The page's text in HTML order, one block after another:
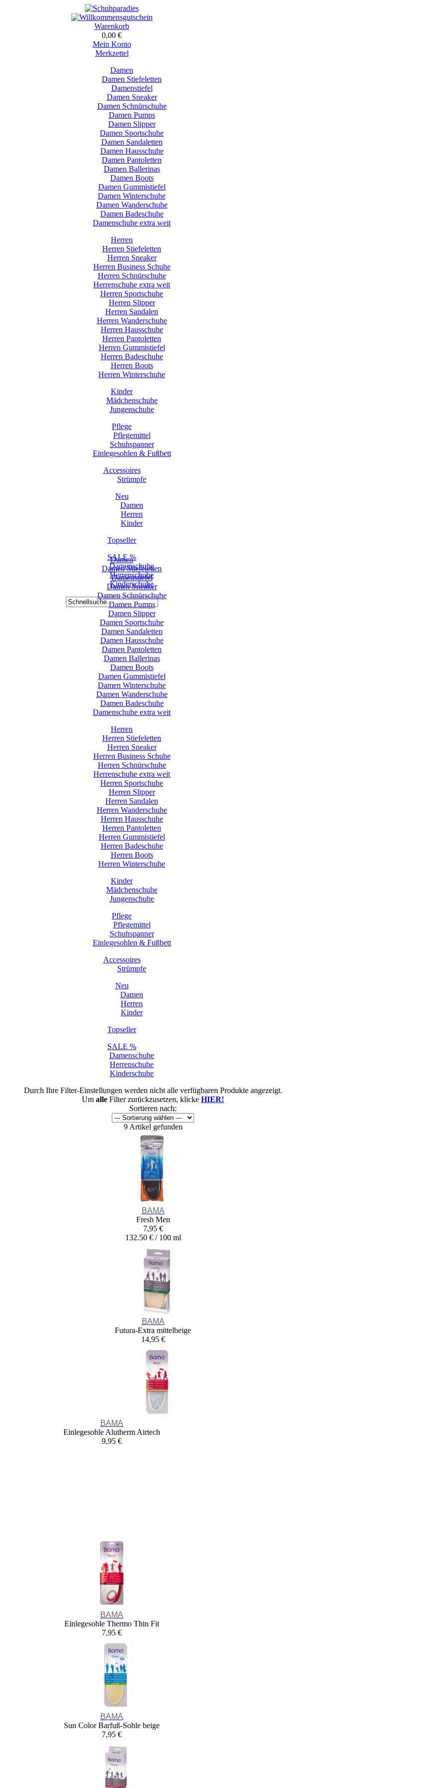
Warenkorb
0,00 €
Mein Konto
Merkzettel
Damen
Damen Stiefeletten
Damenstiefel
Damen Sneaker
Damen Schnürschuhe
Damen Pumps
Damen Slipper
Damen Sportschuhe
Damen Sandaletten
Damen Hausschuhe
Damen Pantoletten
Damen Ballerinas
Damen Boots
Damen Gummistiefel
Damen Winterschuhe
Damen Wanderschuhe
Damen Badeschuhe
Damenschuhe extra weit
Herren
Herren Stiefeletten
Herren Sneaker
Herren Business Schuhe
Herren Schnürschuhe
Herrenschuhe extra weit
Herren Sportschuhe
Herren Slipper
Herren Sandalen
Herren Wanderschuhe
Herren Hausschuhe
Herren Pantoletten
Herren Gummistiefel
Herren Badeschuhe
Herren Boots
Herren Winterschuhe
Kinder
Mädchenschuhe
Jungenschuhe
Pflege
Pflegemittel
Schuhspanner
Einlegesohlen & Fußbett
Accessoires
Strümpfe
Neu
Damen
Herren
Kinder
Topseller
SALE %
Damenschuhe
Herrenschuhe
Kinderschuhe
Damen
Damen Stiefeletten
Damenstiefel
Damen Sneaker
Damen Schnürschuhe
Damen Pumps
Damen Slipper
Damen Sportschuhe
Damen Sandaletten
Damen Hausschuhe
Damen Pantoletten
Damen Ballerinas
Damen Boots
Damen Gummistiefel
Damen Winterschuhe
Damen Wanderschuhe
Damen Badeschuhe
Damenschuhe extra weit
Herren
Herren Stiefeletten
Herren Sneaker
Herren Business Schuhe
Herren Schnürschuhe
Herrenschuhe extra weit
Herren Sportschuhe
Herren Slipper
Herren Sandalen
Herren Wanderschuhe
Herren Hausschuhe
Herren Pantoletten
Herren Gummistiefel
Herren Badeschuhe
Herren Boots
Herren Winterschuhe
Kinder
Mädchenschuhe
Jungenschuhe
Pflege
Pflegemittel
Schuhspanner
Einlegesohlen & Fußbett
Accessoires
Strümpfe
Neu
Damen
Herren
Kinder
Topseller
SALE %
Damenschuhe
Herrenschuhe
Kinderschuhe
Durch Ihre Filter-Einstellungen werden nicht alle verfügbaren Produkte angezeigt.
Um alle Filter zurückzusetzen, klicke HIER!
Sortieren nach:
9 Artikel gefunden
BAMA
Fresh Men
7,95 €
132.50 € / 100 ml
BAMA
Futura-Extra mittelbeige
14,95 €
BAMA
Einlegesohle Alutherm Airtech
9,95 €
BAMA
Einlegesohle Thermo Thin Fit
7,95 €
BAMA
Sun Color Barfuß-Sohle beige
7,95 €